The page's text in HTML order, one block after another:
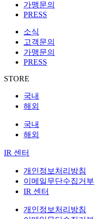
가맹문의
PRESS
소식
고객문의
가맹문의
PRESS
STORE
국내
해외
국내
해외
IR 센터
개인정보처리방침
이메일무단수집거부
IR 센터
개인정보처리방침